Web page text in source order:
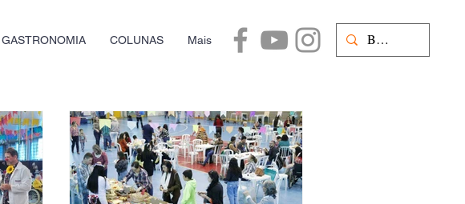
GASTRONOMIA COLUNAS Mais